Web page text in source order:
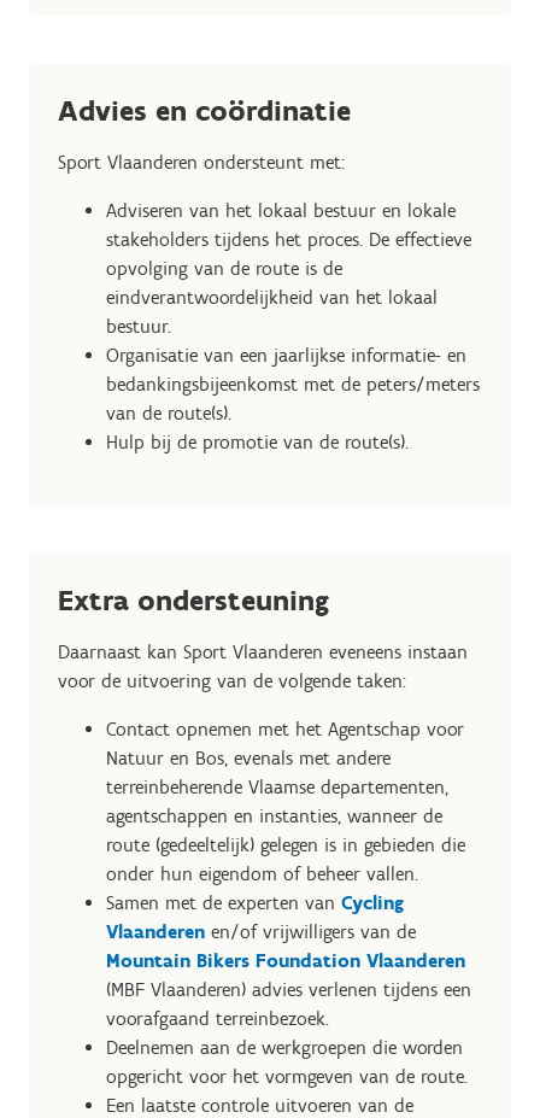
Advies en coördinatie
Sport Vlaanderen ondersteunt met:
Adviseren van het lokaal bestuur en lokale
stakeholders tijdens het proces. De effectieve
opvolging van de route is de
eindverantwoordelijkheid van het lokaal
bestuur.
Organisatie van een jaarlijkse informatie- en
bedankingsbijeenkomst met de peters/meters
van de route(s).
Hulp bij de promotie van de route(s).
Extra ondersteuning
Daarnaast kan Sport Vlaanderen eveneens instaan
voor de uitvoering van de volgende taken:
Contact opnemen met het Agentschap voor
Natuur en Bos, evenals met andere
terreinbeherende Vlaamse departementen,
agentschappen en instanties, wanneer de
route (gedeeltelijk) gelegen is in gebieden die
onder hun eigendom of beheer vallen.
Samen met de experten van Cycling
Vlaanderen en/of vrijwilligers van de
Mountain Bikers Foundation Vlaanderen
(MBF Vlaanderen) advies verlenen tijdens een
voorafgaand terreinbezoek.
Deelnemen aan de werkgroepen die worden
opgericht voor het vormgeven van de route.
Een laatste controle uitvoeren van de